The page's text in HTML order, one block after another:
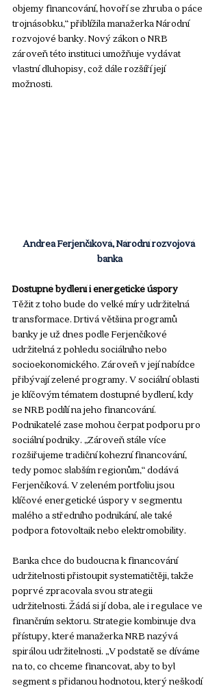
objemy financování, hovoří se zhruba o páce
trojnásobku,“ přiblížila manažerka Národní
rozvojové banky. Nový zákon o NRB
zároveň této instituci umožňuje vydávat
vlastní dluhopisy, což dále rozšíří její
možnosti.
Andrea Ferjenčíková, Národní rozvojová
banka
Dostupné bydlení i energetické úspory
Těžit z toho bude do velké míry udržitelná
transformace. Drtivá většina programů
banky je už dnes podle Ferjenčíkové
udržitelná z pohledu sociálního nebo
socioekonomického. Zároveň v její nabídce
přibývají zelené programy. V sociální oblasti
je klíčovým tématem dostupné bydlení, kdy
se NRB podílí na jeho financování.
Podnikatelé zase mohou čerpat podporu pro
sociální podniky. „Zároveň stále více
rozšiřujeme tradiční kohezní financování,
tedy pomoc slabším regionům,“ dodává
Ferjenčíková. V zeleném portfoliu jsou
klíčové energetické úspory v segmentu
malého a středního podnikání, ale také
podpora fotovoltaik nebo elektromobility.
Banka chce do budoucna k financování
udržitelnosti přistoupit systematičtěji, takže
poprvé zpracovala svou strategii
udržitelnosti. Žádá si jí doba, ale i regulace ve
finančním sektoru. Strategie kombinuje dva
přístupy, které manažerka NRB nazývá
spirálou udržitelnosti. „V podstatě se díváme
na to, co chceme financovat, aby to byl
segment s přidanou hodnotou, který neškodí